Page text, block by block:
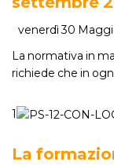
venerdì 30
La normativa in
richiede che in
1
La